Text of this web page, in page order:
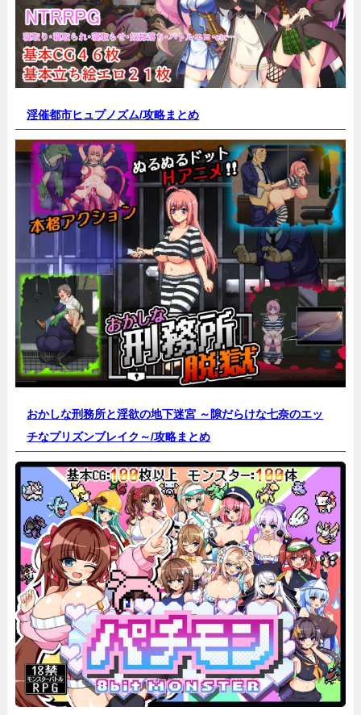
淫催都市ヒュプノズム/攻略まとめ
おかしな刑務所と淫欲の地下迷宮 ～隙だらけな七奈のエッ
チなプリズンブレイク～/攻略まとめ